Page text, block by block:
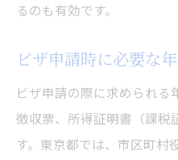
るのも有効です。
ビザ申請時に必要な
ビザ申請の際に求められる
徴収票、所得証明書（課税
す。東京都では、市区町村